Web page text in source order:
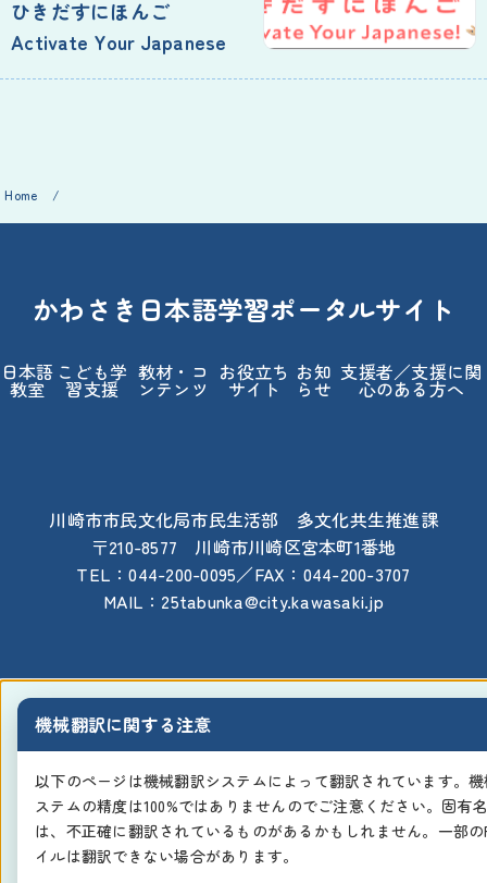
ひきだすにほんご
Activate Your Japanese
Home /
かわさき日本語学習ポータルサイト
日本語
教室
こども学
習支援
教材・コ
ンテンツ
お役立ち
サイト
お知
らせ
支援者／支援に関
心のある方へ
川崎市市民文化局市民生活部 多文化共生推進課
〒210-8577 川崎市川崎区宮本町1番地
TEL：044-200-0095／FAX：044-200-3707
MAIL：25tabunka@city.kawasaki.jp
機械翻訳に関する注意
以下のページは機械翻訳システムによって翻訳されています。
ステムの精度は100%ではありませんのでご注意ください。固有
は、不正確に翻訳されているものがあるかもしれません。一部
イルは翻訳できない場合があります。